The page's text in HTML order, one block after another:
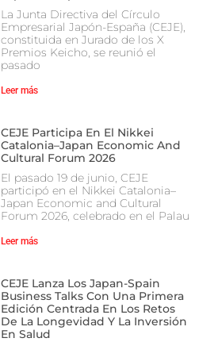
La Junta Directiva del Círculo
Empresarial Japón-España (CEJE),
constituida en Jurado de los X
Premios Keicho, se reunió el
pasado
Leer más
CEJE Participa En El Nikkei
Catalonia–Japan Economic And
Cultural Forum 2026
El pasado 19 de junio, CEJE
participó en el Nikkei Catalonia–
Japan Economic and Cultural
Forum 2026, celebrado en el Palau
Leer más
CEJE Lanza Los Japan-Spain
Business Talks Con Una Primera
Edición Centrada En Los Retos
De La Longevidad Y La Inversión
En Salud